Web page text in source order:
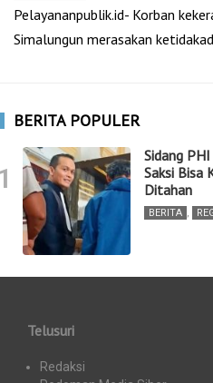
Pelayananpublik.id- Korban
Simalungun merasakan
BERITA POPULER
Sidang
Saksi Bisa
Ditahan
BERITA ,
Telusuri
Redaksi